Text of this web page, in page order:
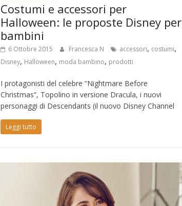
Costumi e accessori per
Halloween: le proposte Disney per
bambini
6 Ottobre 2015 Francesca N accessori, costumi,
Disney, Halloween, moda bambino, prodotti
I protagonisti del celebre “Nightmare Before
Christmas”, Topolino in versione Dracula, i nuovi
personaggi di Descendants (il nuovo Disney Channel
Leggi tutto